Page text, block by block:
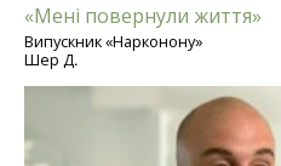
«Мені повернули життя»
Випускник «Нарконону»
Шер Д.